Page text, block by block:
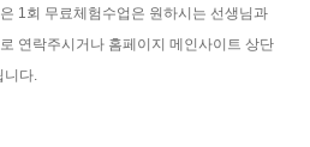
1회 무료체험수업은 원하시는 선생님과
연락주시거나 홈페이지 메인사이트 상단
니다.